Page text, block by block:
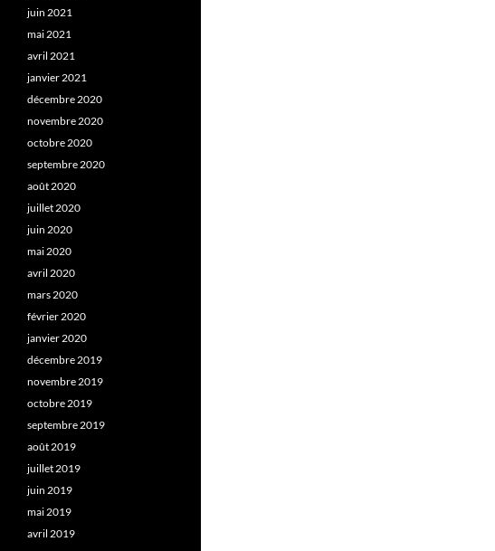
juin 2021
mai 2021
avril 2021
janvier 2021
décembre 2020
novembre 2020
octobre 2020
septembre 2020
août 2020
juillet 2020
juin 2020
mai 2020
avril 2020
mars 2020
février 2020
janvier 2020
décembre 2019
novembre 2019
octobre 2019
septembre 2019
août 2019
juillet 2019
juin 2019
mai 2019
avril 2019